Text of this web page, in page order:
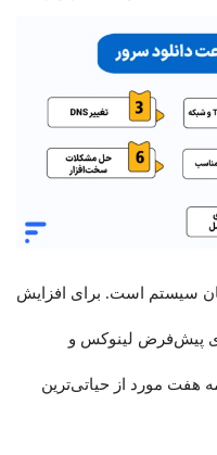
سیستم است. برای افزایش
پیش‌فرض لینوکس و
هفت مورد از حیاتی‌ترین